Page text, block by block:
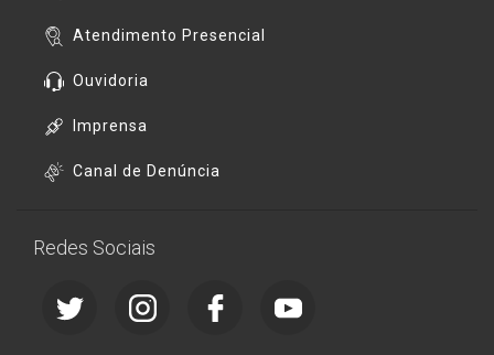
Atendimento Presencial
Ouvidoria
Imprensa
Canal de Denúncia
Redes Sociais